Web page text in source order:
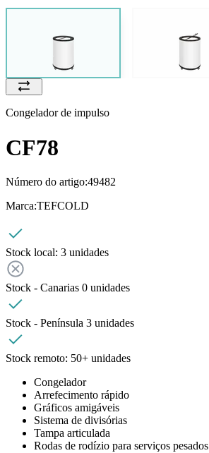
Congelador de impulso
CF78
Número do artigo:49482
Marca:TEFCOLD
Stock local: 3 unidades
Stock - Canarias 0 unidades
Stock - Península 3 unidades
Stock remoto: 50+ unidades
Congelador
Arrefecimento rápido
Gráficos amigáveis
Sistema de divisórias
Tampa articulada
Rodas de rodízio para serviços pesados